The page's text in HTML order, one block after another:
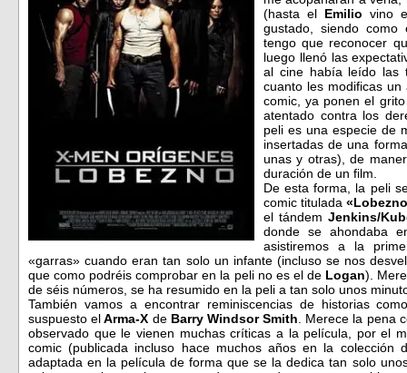
(hasta el Emilio vino
gustado, siendo
tengo que reconocer
luego llenó las
al cine había leído las
cuanto les modificas
comic, ya ponen el
atentado contra los
peli es una especie de
insertadas de una
unas y otras), de
duración de un film.
De esta forma, la peli
comic titulada
el tándemJenkins/
donde se ahondaba
asistiremos a la
«garras» cuando eran tan solo un infante (incluso se nos
que como podréis comprobar en la peli no es el de Logan).
de séis números, se ha resumido en la peli a tan solo unos
También vamos a encontrar reminiscencias de historias
suspuesto elArma-X de Barry Windsor Smith . Merece la pena
observado que le vienen muchas críticas a la película, por el
comic (publicada incluso hace muchos años en la colección
adaptada en la película de forma que se la dedica tan solo